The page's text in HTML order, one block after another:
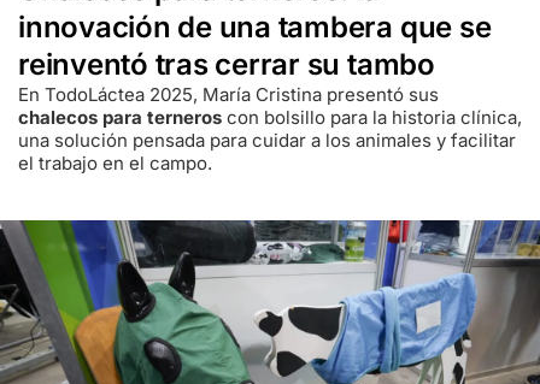
innovación de una tambera que se
reinventó tras cerrar su tambo
En TodoLáctea 2025, María Cristina presentó sus
chalecos para terneros con bolsillo para la historia clínica,
una solución pensada para cuidar a los animales y facilitar
el trabajo en el campo.